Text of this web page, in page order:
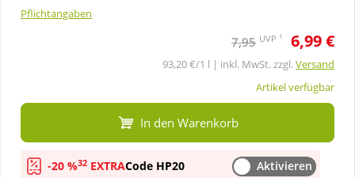
Tierbedarf
Pflichtangaben
7,95 UVP 1 6,99 €
93,20 €/1 l | inkl. MwSt. zzgl.Versand
Artikel verfügbar
In den Warenkorb
-20 %32 EXTRACode HP20 Aktivieren